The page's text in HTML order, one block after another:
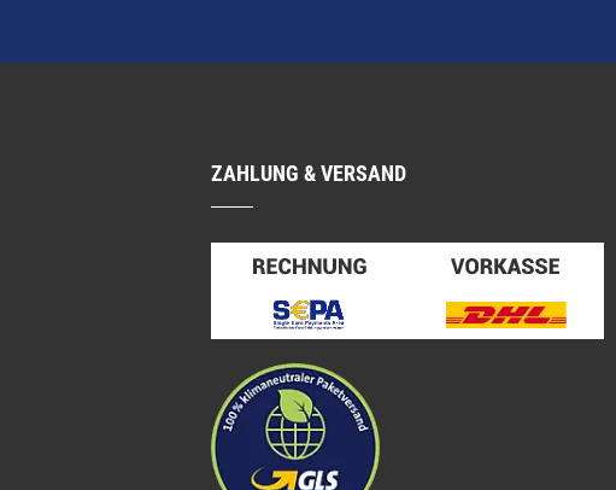
ZAHLUNG & VERSAND